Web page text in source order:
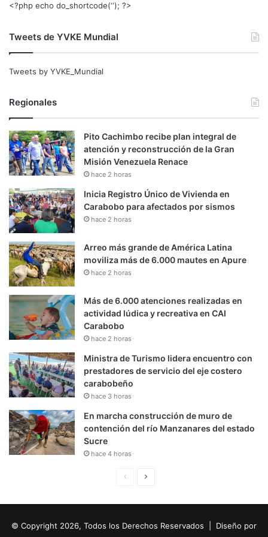
<?php echo do_shortcode(‘‘); ?>
Tweets de YVKE Mundial
Tweets by YVKE_Mundial
Regionales
Pito Cachimbo recibe plan integral de
atención y reconstrucción de la Gran
Misión Venezuela Renace
hace 2 horas
Inicia Registro Único de Vivienda en
Carabobo para afectados por sismos
hace 2 horas
Arreo más grande de América Latina
moviliza más de 6.000 mautes en Apure
hace 2 horas
Más de 6.000 atenciones realizadas en
actividad lúdica y recreativa en CAI
Carabobo
hace 2 horas
Ministra de Turismo lidera encuentro con
prestadores de servicio del eje costero
carabobeño
hace 3 horas
En marcha construcción de muro de
contención del río Manzanares del estado
Sucre
hace 4 horas
i
u
© Copyright 2026, Todos los Derechos Reservados | Diseño por